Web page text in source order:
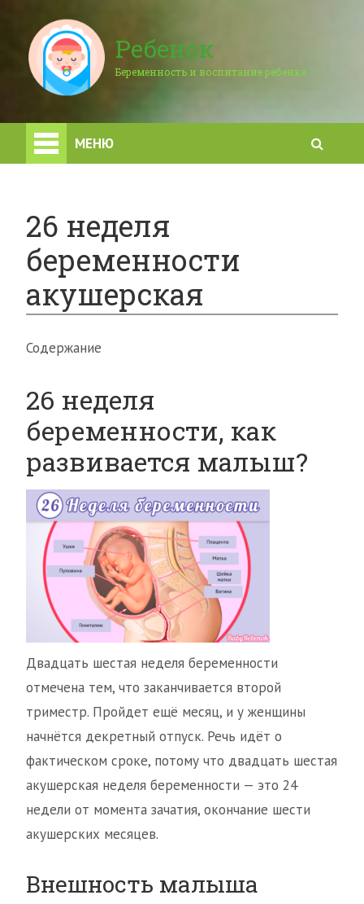
Ребенок
Беременность и воспитание ребенка
МЕНЮ
26 неделя
беременности
акушерская
Содержание
26 неделя
беременности, как
развивается малыш?
Двадцать шестая неделя беременности
отмечена тем, что заканчивается второй
триместр. Пройдет ещё месяц, и у женщины
начнётся декретный отпуск. Речь идёт о
фактическом сроке, потому что двадцать шестая
акушерская неделя беременности — это 24
недели от момента зачатия, окончание шести
акушерских месяцев.
Внешность малыша